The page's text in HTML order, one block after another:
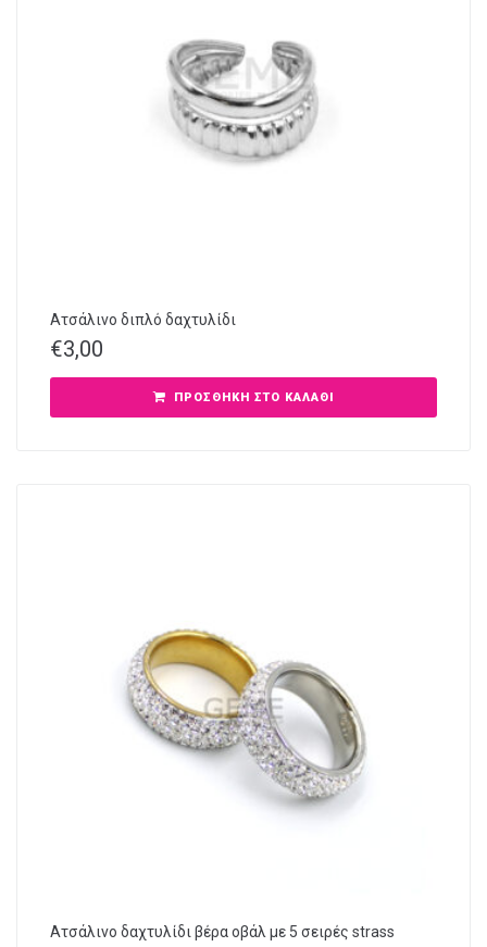
Ατσάλινο διπλό δαχτυλίδι
€3,00
ΠΡΟΣΘΉΚΗ ΣΤΟ ΚΑΛΆΘΙ
Ατσάλινο δαχτυλίδι βέρα οβάλ με 5 σειρές strass